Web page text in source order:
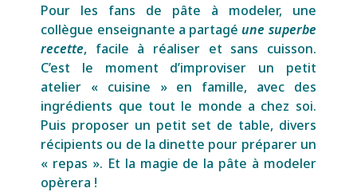
Pour les fans de pâte à modeler, une
collègue enseignante a partagéune superbe
recette, facile à réaliser et sans cuisson.
C’est le moment d’improviser un petit
atelier « cuisine » en famille, avec des
ingrédients que tout le monde a chez soi.
Puis proposer un petit set de table, divers
récipients ou de la dinette pour préparer un
« repas ». Et la magie de la pâte à modeler
opèrera !